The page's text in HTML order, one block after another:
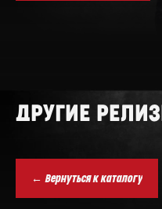
ДРУГИЕ
← Вернуться к каталогу